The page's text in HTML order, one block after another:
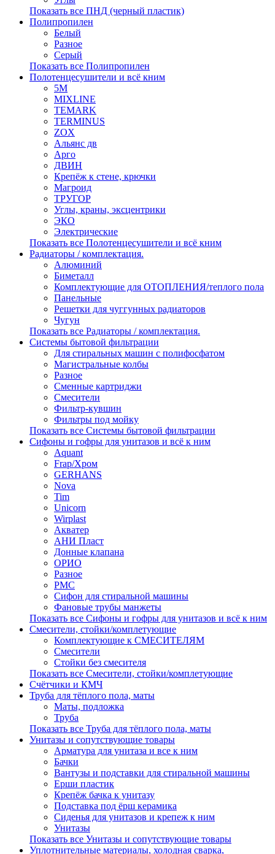
Показать все ПНД (черный пластик)
Полипропилен
Белый
Разное
Серый
Показать все Полипропилен
Полотенцесушители и всё кним
5М
MIXLINE
TEMARK
TERMINUS
ZOX
Альянс дв
Арго
ДВИН
Крепёж к стене, крючки
Магроид
ТРУГОР
Углы, краны, эксцентрики
ЭКО
Электрические
Показать все Полотенцесушители и всё кним
Радиаторы / комплектация.
Алюминий
Биметалл
Комплектующие для ОТОПЛЕНИЯ/теплого пола
Панельные
Решетки для чуггунных радиаторов
Чугун
Показать все Радиаторы / комплектация.
Системы бытовой фильтрации
Для стиральных машин с полифосфатом
Магистральные колбы
Разное
Сменные картриджи
Смесители
Фильтр-кувшин
Фильтры под мойку
Показать все Системы бытовой фильтрации
Сифоны и гофры для унитазов и всё к ним
Aquant
Frap/Хром
GERHANS
Nova
Tim
Unicorn
Wirplast
Акватер
АНИ Пласт
Донные клапана
ОРИО
Разное
РМС
Сифон для стиральной машины
Фановые трубы манжеты
Показать все Сифоны и гофры для унитазов и всё к ним
Смесители, стойки/комплетующие
Комплектующие к СМЕСИТЕЛЯМ
Смесители
Стойки без смесителя
Показать все Смесители, стойки/комплетующие
Счётчики и КМЧ
Труба для тёплого пола, маты
Маты, подложка
Труба
Показать все Труба для тёплого пола, маты
Унитазы и сопутствующие товары
Арматура для унитаза и все к ним
Бачки
Вантузы и подставки для стиральной машины
Ерши пластик
Крепёж бачка к унитазу
Подставка под ёрш керамика
Сиденья для унитазов и крепеж к ним
Унитазы
Показать все Унитазы и сопутствующие товары
Уплотнительные материалы, холодная сварка,